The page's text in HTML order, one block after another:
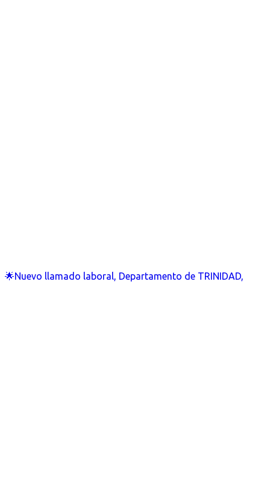
🌟Nuevo llamado laboral, Departamento de TRINIDAD,